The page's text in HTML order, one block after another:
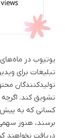
یوتیوب در ماه‌های
تبلیغات برای
تولیدکنندگان
تشویق کند. اگرچه
کسانی که به
برسند، هنوز
دریافت نخواهند